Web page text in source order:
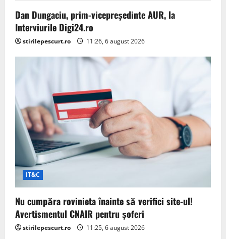
Dan Dungaciu, prim-vicepreședinte AUR, la
Interviurile Digi24.ro
stirilepescurt.ro 11:26, 6 august 2026
IT&C
Nu cumpăra rovinieta înainte să verifici site-ul!
Avertismentul CNAIR pentru șoferi
stirilepescurt.ro 11:25, 6 august 2026